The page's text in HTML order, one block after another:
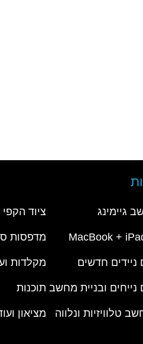
גיימינג
חדשים
ובניית מחשב
טלוויזיות ונלווה
ציוד הקפי
מדפסות
מקלדות
תוכנות
מציאון